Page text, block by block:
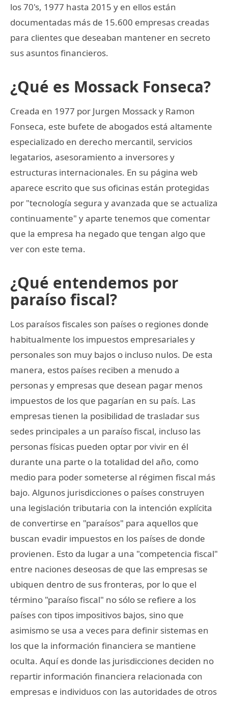
los 70's, 1977 hasta 2015 y en ellos están
documentadas más de 15.600 empresas creadas
para clientes que deseaban mantener en secreto
sus asuntos financieros.
¿Qué es Mossack Fonseca?
Creada en 1977 por Jurgen Mossack y Ramon
Fonseca, este bufete de abogados está altamente
especializado en derecho mercantil, servicios
legatarios, asesoramiento a inversores y
estructuras internacionales. En su página web
aparece escrito que sus oficinas están protegidas
por "tecnología segura y avanzada que se actualiza
continuamente" y aparte tenemos que comentar
que la empresa ha negado que tengan algo que
ver con este tema.
¿Qué entendemos por
paraíso fiscal?
Los paraísos fiscales son países o regiones donde
habitualmente los impuestos empresariales y
personales son muy bajos o incluso nulos. De esta
manera, estos países reciben a menudo a
personas y empresas que desean pagar menos
impuestos de los que pagarían en su país. Las
empresas tienen la posibilidad de trasladar sus
sedes principales a un paraíso fiscal, incluso las
personas físicas pueden optar por vivir en él
durante una parte o la totalidad del año, como
medio para poder someterse al régimen fiscal más
bajo. Algunos jurisdicciones o países construyen
una legislación tributaria con la intención explícita
de convertirse en "paraísos" para aquellos que
buscan evadir impuestos en los países de donde
provienen. Esto da lugar a una "competencia fiscal"
entre naciones deseosas de que las empresas se
ubiquen dentro de sus fronteras, por lo que el
término "paraíso fiscal" no sólo se refiere a los
países con tipos impositivos bajos, sino que
asimismo se usa a veces para definir sistemas en
los que la información financiera se mantiene
oculta. Aquí es donde las jurisdicciones deciden no
repartir información financiera relacionada con
empresas e individuos con las autoridades de otros